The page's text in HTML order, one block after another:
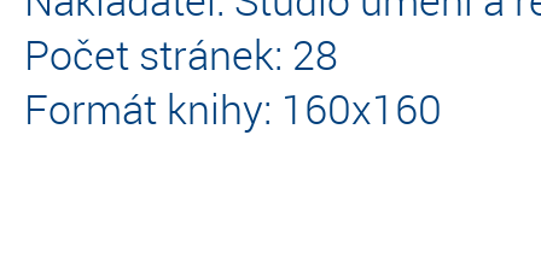
Počet stránek: 28
Formát knihy: 160x160